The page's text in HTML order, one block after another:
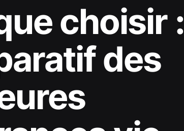
choisir :
des